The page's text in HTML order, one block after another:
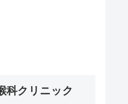
科クリニック